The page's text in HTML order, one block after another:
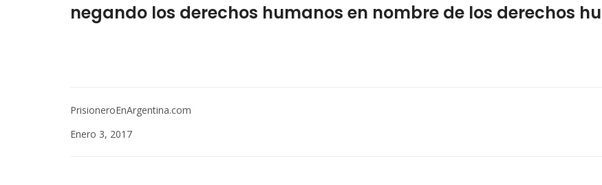
negando los derechos humanos en nombre de los derechos
PrisioneroEnArgentina.com
Enero 3, 2017